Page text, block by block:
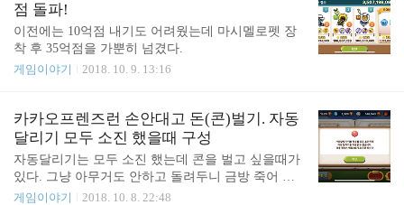
점 돌파!
이전에는 10억점 내기도 어려웠는데 마시멜로펫 장
착 후 35억점을 가뿐히 넘겼다.
게임이야기
2018. 10. 9. 13:16
카카오프렌즈런 손안대고 돈(콘)벌기. 자동
달리기 모두 소진 했을때 구성
자동달리기는 모두 소진 했는데 콘을 벌고 싶을때가
있다. 그냥 아무거도 안하고 돌려두니 금방 죽어 버
려서 콘을 별로 못 번다. 그래서 지금 있는 구성으로
게임이야기 2018. 10. 8. 22:48